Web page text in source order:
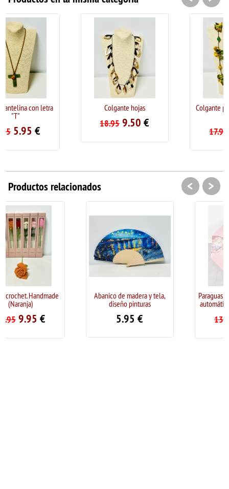
Colgante hojas
Colgante pétalos amarillo y
Productos relacionados
Abanico de madera y tela,
Paraguas con funda plegable
automático "Pintura Picasso"
< >